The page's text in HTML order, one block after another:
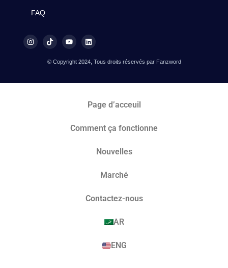
FAQ
© Copyright 2024, Tous droits réservés par Fanzword
Page d’acceuil
Comment ça fonctionne
Nouvelles
Marché​
Contactez-nous
AR
ENG